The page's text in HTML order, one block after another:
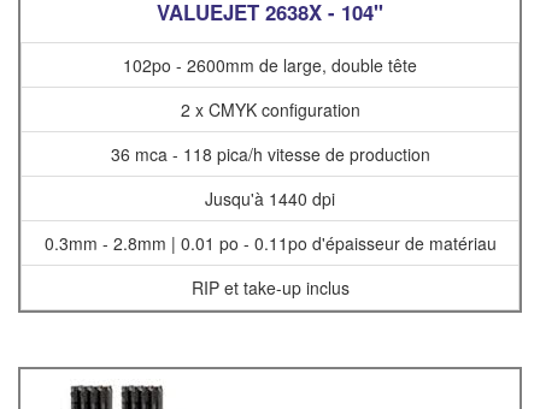
VALUEJET 2638X - 104"
102po - 2600mm de large, double tête
2 x CMYK configuration
36 mca - 118 pica/h vitesse de production
Jusqu'à 1440 dpi
0.3mm - 2.8mm | 0.01 po - 0.11po d'épaisseur de matériau
RIP et take-up inclus